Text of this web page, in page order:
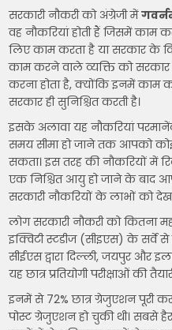
सरकारी नौकरी को अंग्रेजी में
वह नौकरियां होती हैं जिसमें काम
लिए काम करता है या सरकार के
काम करने वाले व्यक्ति को सरकार
करना होता है, क्योंकि इनमें काम
सरकार ही सुनिश्चित करती है।
इसके अलावा यह नौकरियां
समय सीमा हो जाने तक आपको
सकता। इस तरह की नौकरियों में
एक निश्चित आयु हो जाने के बाद
सरकारी नौकरियों के लाभों को
लोग सरकारी नौकरी को कितना
इक्विटी स्टडीज (सीइएस) के सर्वे
सीईएस द्वारा दिल्ली, जयपुर और
यह छात्र प्रतियोगी परीक्षाओं की
इनमें से 72% छात्र ग्रेजुएशन पूरी
पोस्ट ग्रेजुएशन हो चुकी थी। सबसे